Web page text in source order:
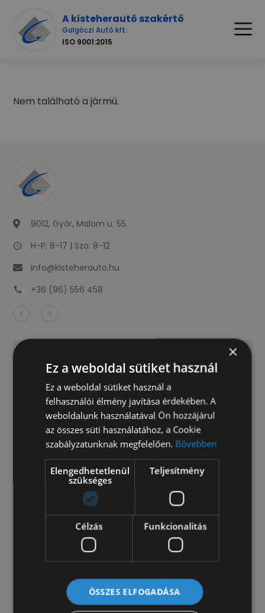
A kisteherautó szakértő
Galgóczi Autó kft.
ISO 9001:2015
Nem található a jármű.
9012, Győr, Malom u. 55.
H-P: 8-17 | Szo: 8-12
info@kisteherauto.hu
+36 (96) 556 458
×
Ez a weboldal sütiket használ
Ez a weboldal sütiket használ a
felhasználói élmény javítása érdekében. A
weboldalunk használatával Ön hozzájárul
az összes süti használatához, a Cookie
szabályzatunknak megfelelően. Bővebben
Elengedhetetlenül
szükséges
Teljesítmény
Célzás Funkcionalitás
ÖSSZES ELFOGADÁSA